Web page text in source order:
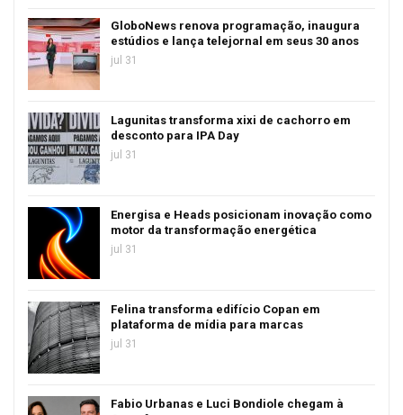
GloboNews renova programação, inaugura
estúdios e lança telejornal em seus 30 anos
jul 31
Lagunitas transforma xixi de cachorro em
desconto para IPA Day
jul 31
Energisa e Heads posicionam inovação como
motor da transformação energética
jul 31
Felina transforma edifício Copan em
plataforma de mídia para marcas
jul 31
Fabio Urbanas e Luci Bondiole chegam à